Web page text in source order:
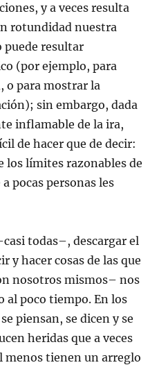
y a veces resulta
rotundidad nuestra
puede resultar
(por ejemplo, para
o para mostrar la
sin embargo, dada
inflamable de la ira,
de hacer que de decir:
los límites razonables de
pocas personas les
todas–, descargar el
y hacer cosas de las que
nosotros mismos– nos
al poco tiempo. En los
piensan, se dicen y se
heridas que a veces
menos tienen un arreglo